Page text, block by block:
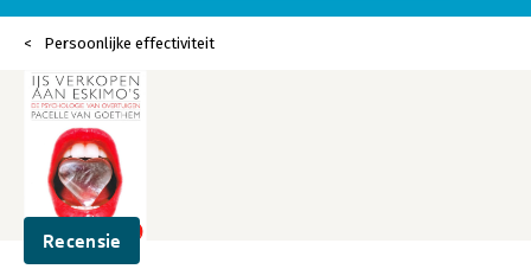
Persoonlijke effectiviteit
Recensie